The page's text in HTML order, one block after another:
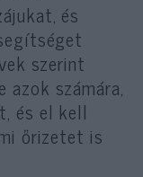
és
szerint
számára,
és el kell
őrizetet is